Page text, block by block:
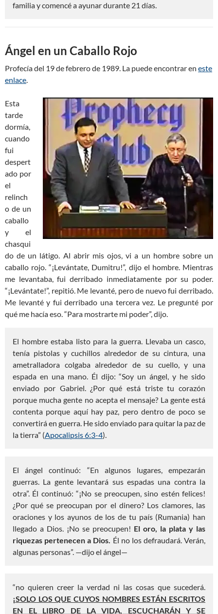
familia y comencé a ayunar durante 21 días.
Ángel en un Caballo Rojo
Profecía del 19 de febrero de 1989. La puede encontrar en este
enlace.
Esta
tarde
dormía,
cuando
fui
despert
ado por
el
relinch
o de un
caballo
y el
chasqui
do de un látigo. Al abrir mis ojos, vi a un hombre sobre un
caballo rojo. “¡Levántate, Dumitru!”, dijo el hombre. Mientras
me levantaba, fui derribado inmediatamente por su poder.
“¡Levántate!”, repitió. Me levanté, pero de nuevo fui derribado.
Me levanté y fui derribado una tercera vez. Le pregunté por
qué me hacía eso. “Para mostrarte mi poder”, dijo.
El hombre estaba listo para la guerra. Llevaba un casco,
tenía pistolas y cuchillos alrededor de su cintura, una
ametralladora colgaba alrededor de su cuello, y una
espada en una mano. Él dijo: “Soy un ángel, y he sido
enviado por Gabriel. ¿Por qué está triste tu corazón
porque mucha gente no acepta el mensaje? La gente está
contenta porque aquí hay paz, pero dentro de poco se
convertirá en guerra. He sido enviado para quitar la paz de
la tierra” (Apocalipsis 6:3-4).
El ángel continuó: “En algunos lugares, empezarán
guerras. La gente levantará sus espadas una contra la
otra”. Él continuó: “¡No se preocupen, sino estén felices!
¿Por qué se preocupan por el dinero? Los clamores, las
oraciones y los ayunos de los de tu país (Rumania) han
llegado a Dios. ¡No se preocupen! El oro, la plata y las
riquezas pertenecen a Dios. Él no los defraudará. Verán,
algunas personas”. —dijo el ángel—
“no quieren creer la verdad ni las cosas que sucederá.
¡SOLO LOS QUE CUYOS NOMBRES ESTÁN ESCRITOS
EN EL LIBRO DE LA VIDA, ESCUCHARÁN Y SE